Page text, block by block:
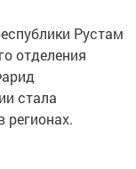
Рустам
отделения
стала
регионах.